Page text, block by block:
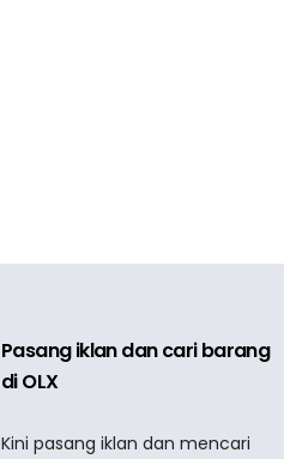
Pasang iklan dan cari barang
di OLX
Kini pasang iklan dan mencari